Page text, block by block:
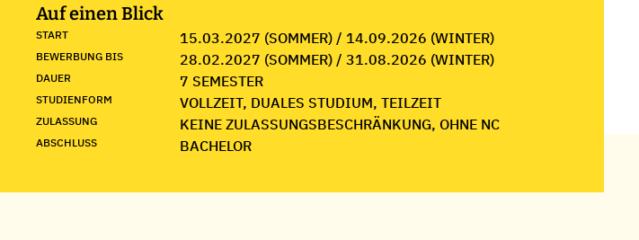
Auf einen Blick
START 15.03.2027 (SOMMER) / 14.09.2026 (WINTER)
BEWERBUNG BIS 28.02.2027 (SOMMER) / 31.08.2026 (WINTER)
DAUER 7 SEMESTER
STUDIENFORM VOLLZEIT, DUALES STUDIUM, TEILZEIT
ZULASSUNG KEINE ZULASSUNGSBESCHRÄNKUNG, OHNE NC
ABSCHLUSS BACHELOR